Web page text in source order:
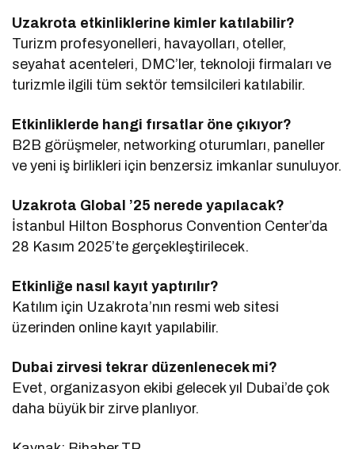
Uzakrota etkinliklerine kimler katılabilir?
Turizm profesyonelleri, havayolları, oteller,
seyahat acenteleri, DMC’ler, teknoloji firmaları ve
turizmle ilgili tüm sektör temsilcileri katılabilir.
Etkinliklerde hangi fırsatlar öne çıkıyor?
B2B görüşmeler, networking oturumları, paneller
ve yeni iş birlikleri için benzersiz imkanlar sunuluyor.
Uzakrota Global ’25 nerede yapılacak?
İstanbul Hilton Bosphorus Convention Center’da
28 Kasım 2025’te gerçekleştirilecek.
Etkinliğe nasıl kayıt yaptırılır?
Katılım için Uzakrota’nın resmi web sitesi
üzerinden online kayıt yapılabilir.
Dubai zirvesi tekrar düzenlenecek mi?
Evet, organizasyon ekibi gelecek yıl Dubai’de çok
daha büyük bir zirve planlıyor.